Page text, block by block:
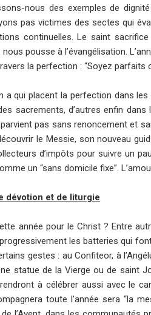
nous des exemples de
pas victimes des sectes qui
continuelles. Le saint
pousse à l’évangélisation.
la perfection : “Soyez
qui placent la perfection dans les
sacrements, d’autres enfin
pas sans renoncement et
le Messie, son nouveau
d’impôts pour suivre un
un “sans domicile fixe”.
dévotion et de liturgie
année pour le Christ ? Entre
les batteries qui
gestes : au Confiteor, à
statue de la Vierge ou de saint
à célébrer aussi avec le
toute l’année sera “la